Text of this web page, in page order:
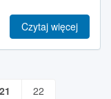
Czytaj więcej
21 22